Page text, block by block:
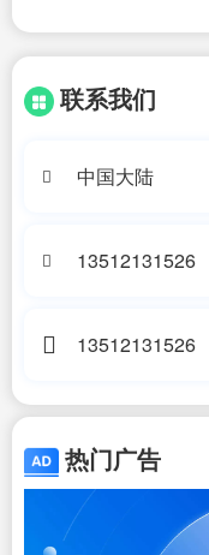
联系我们
中国大陆
13512131526
13512131526
热门广告